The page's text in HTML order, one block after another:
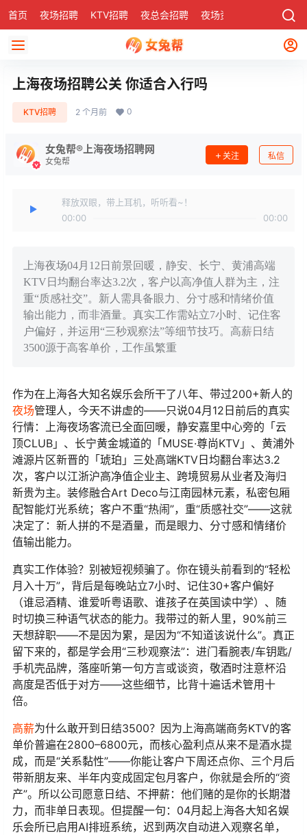
首页 夜场招聘 KTV招聘 夜总会招聘 夜场资讯 社区
上海夜场招聘公关 你适合入行吗
KTV招聘 2 个月前 0
女兔帮®上海夜场招聘网
女兔帮
关注 私信
释放双眼，带上耳机，听听看~！
00:00
00:00
上海夜场04月12日前景回暖，静安、长宁、黄浦高端
KTV日均翻台率达3.2次，客户以高净值人群为主，注
重“质感社交”。新人需具备眼力、分寸感和情绪价值
输出能力，而非酒量。真实工作需站立7小时、记住客
户偏好，并运用“三秒观察法”等细节技巧。高薪日结
3500源于高客单价，工作虽繁重
作为在上海各大知名娱乐会所干了八年、带过200+新人的
夜场管理人，今天不讲虚的——只说04月12日前后的真实
行情：上海夜场客流已全面回暖，静安嘉里中心旁的「云
顶CLUB」、长宁黄金城道的「MUSE·尊尚KTV」、黄浦外
滩源片区新晋的「琥珀」三处高端KTV日均翻台率达3.2
次，客户以江浙沪高净值企业主、跨境贸易从业者及海归
新贵为主。装修融合Art Deco与江南园林元素，私密包厢
配智能灯光系统；客户不重“热闹”，重“质感社交”——这就
决定了：新人拼的不是酒量，而是眼力、分寸感和情绪价
值输出能力。
真实工作体验？别被短视频骗了。你在镜头前看到的“轻松
月入十万”，背后是每晚站立7小时、记住30+客户偏好
（谁忌酒精、谁爱听粤语歌、谁孩子在英国读中学）、随
时切换三种语气状态的能力。我带过的新人里，90%前三
天想辞职——不是因为累，是因为“不知道该说什么”。真正
留下来的，都是学会用“三秒观察法”：进门看腕表/车钥匙/
手机壳品牌，落座听第一句方言或谈资，敬酒时注意杯沿
高度是否低于对方——这些细节，比背十遍话术管用十
倍。
高薪为什么敢开到日结3500？因为上海高端商务KTV的客
单价普遍在2800–6800元，而核心盈利点从来不是酒水提
成，而是“关系黏性”——你能让客户下周还点你、三个月后
带新朋友来、半年内变成固定包月客户，你就是会所的“资
产”。所以公司愿意日结、不押薪：他们赌的是你的长期潜
力，而非单日表现。但提醒一句：04月起上海各大知名娱
乐会所已启用AI排班系统，迟到两次自动进入观察名单，